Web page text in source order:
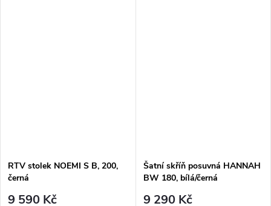
RTV stolek NOEMI S B, 200,
černá
9 590 Kč
Šatní skříň posuvná HANNAH
BW 180, bílá/černá
9 290 Kč